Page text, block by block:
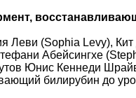
Леви (Sophia Levy),
Абейсингхе
Юнис Кеннеди
билирубин до